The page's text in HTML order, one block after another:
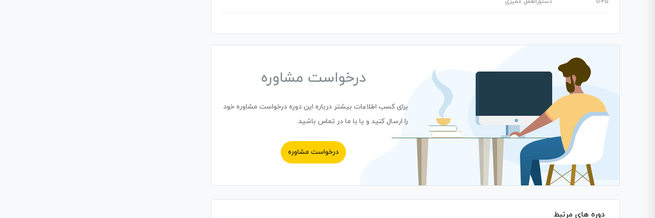
درخواست مشاوره
برای کسب اطلاعات بیشتر درباره این دوره درخواست مشاوره خود
را ارسال کنید و یا با ما در تماس باشید.
درخواست مشاوره
دوره های مرتبط